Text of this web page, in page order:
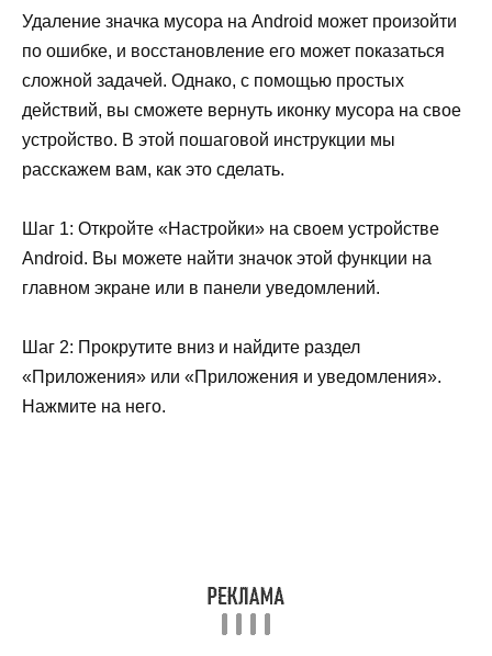
Удаление значка мусора на Android может произойти
по ошибке, и восстановление его может показаться
сложной задачей. Однако, с помощью простых
действий, вы сможете вернуть иконку мусора на свое
устройство. В этой пошаговой инструкции мы
расскажем вам, как это сделать.
Шаг 1: Откройте «Настройки» на своем устройстве
Android. Вы можете найти значок этой функции на
главном экране или в панели уведомлений.
Шаг 2: Прокрутите вниз и найдите раздел
«Приложения» или «Приложения и уведомления».
Нажмите на него.